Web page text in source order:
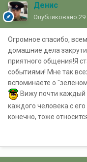
Денис
Опубликовано 29
Огромное спасибо,
домашние дела
приятного общения!Я
событиями! Мне так
вспоминаете о
Вижу почти каждый
каждого человека с
конечно, тоже